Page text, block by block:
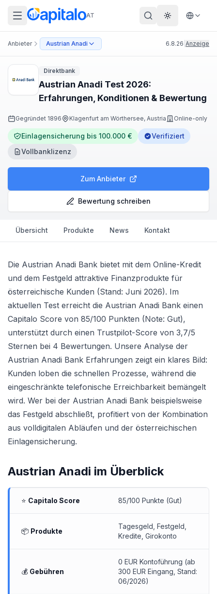
AT Theme
Anbieter Austrian Anadi 6.8.26 Anzeige
Direktbank
Austrian Anadi Test 2026:
Erfahrungen, Konditionen & Bewertung
Gegründet 1896 Klagenfurt am Wörthersee, Austria Online-only
Einlagensicherung bis 100.000 €
Verifiziert
Vollbanklizenz
Zum Anbieter
Bewertung schreiben
Übersicht Produkte News Kontakt
Die Austrian Anadi Bank bietet mit dem Online-Kredit
und dem Festgeld attraktive Finanzprodukte für
österreichische Kunden (Stand: Juni 2026). Im
aktuellen Test erreicht die Austrian Anadi Bank einen
Capitalo Score von 85/100 Punkten (Note: Gut),
unterstützt durch einen Trustpilot-Score von 3,7/5
Sternen bei 4 Bewertungen. Unsere Analyse der
Austrian Anadi Bank Erfahrungen zeigt ein klares Bild:
Kunden loben die schnellen Prozesse, während die
eingeschränkte telefonische Erreichbarkeit bemängelt
wird. Wer bei der Austrian Anadi Bank beispielsweise
das Festgeld abschließt, profitiert von der Kombination
aus volldigitalen Abläufen und der österreichischen
Einlagensicherung.
Austrian Anadi im Überblick
⭐ Capitalo Score 85/100 Punkte (Gut)
📦 Produkte
Tagesgeld, Festgeld,
Kredite, Girokonto
💰 Gebühren
0 EUR Kontoführung (ab
300 EUR Eingang, Stand:
06/2026)